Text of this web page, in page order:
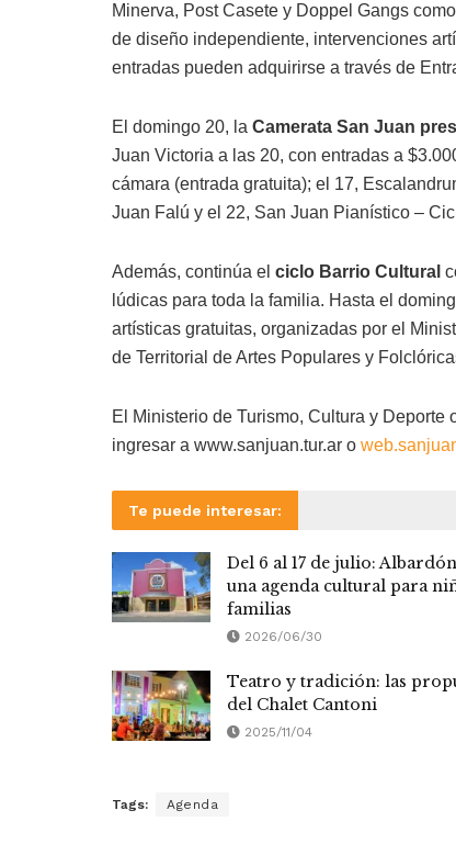
Minerva, Post Casete y Doppel Gangs
de diseño independiente, intervenciones
entradas pueden adquirirse a través de
El domingo 20, la Camerata San Juan
Juan Victoria a las 20, con entradas a
cámara (entrada gratuita); el 17,
Juan Falú y el 22, San Juan Pianístico –
Además, continúa el ciclo Barrio Cultural
lúdicas para toda la familia. Hasta el
artísticas gratuitas, organizadas por el
de Territorial de Artes Populares y
El Ministerio de Turismo, Cultura y
ingresar a www.sanjuan.tur.ar o
Te puede interesar:
Del 6 al 17 de julio:
una agenda cultural para
familias
2026/06/30
Teatro y tradición: las
del Chalet Cantoni
2025/11/04
Tags: Agenda